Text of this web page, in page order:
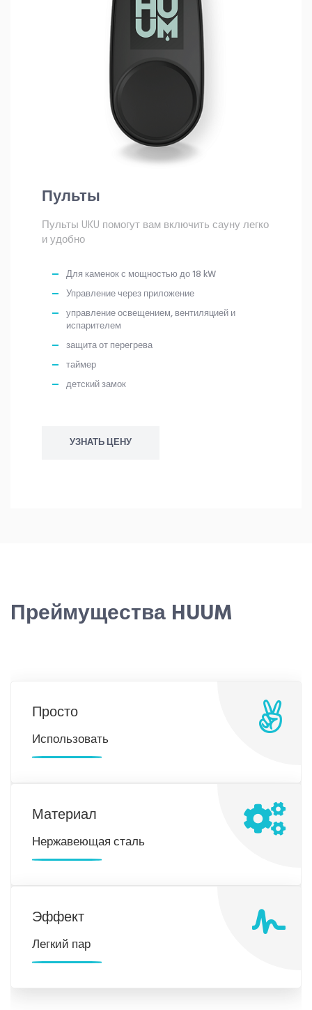
Пульты
Пульты UKU помогут вам включить сауну легко
и удобно
Для каменок с мощностью до 18 kW
Управление через приложение
управление освещением, вентиляцией и
испарителем
защита от перегрева
таймер
детский замок
УЗНАТЬ ЦЕНУ
Преймущества HUUM
Просто
Использовать
Материал
Нержавеющая сталь
Эффект
Легкий пар